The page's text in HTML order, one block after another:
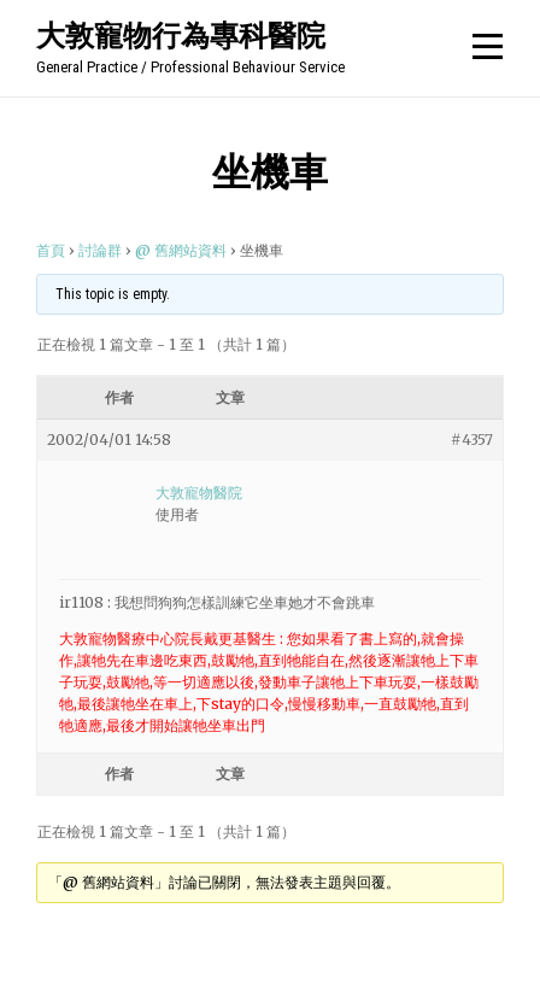
大敦寵物行為專科醫院
General Practice / Professional Behaviour Service
坐機車
首頁 › 討論群 › @ 舊網站資料 › 坐機車
This topic is empty.
正在檢視 1 篇文章 - 1 至 1 （共計 1 篇）
作者 文章
2002/04/01 14:58 #4357
大敦寵物醫院
使用者
ir1108 : 我想問狗狗怎樣訓練它坐車她才不會跳車
大敦寵物醫療中心院長戴更基醫生 : 您如果看了書上寫的,就會操
作,讓牠先在車邊吃東西,鼓勵牠,直到牠能自在,然後逐漸讓牠上下車
子玩耍,鼓勵牠,等一切適應以後,發動車子讓牠上下車玩耍,一樣鼓勵
牠,最後讓牠坐在車上,下stay的口令,慢慢移動車,一直鼓勵牠,直到
牠適應,最後才開始讓牠坐車出門
作者 文章
正在檢視 1 篇文章 - 1 至 1 （共計 1 篇）
「@ 舊網站資料」討論已關閉，無法發表主題與回覆。